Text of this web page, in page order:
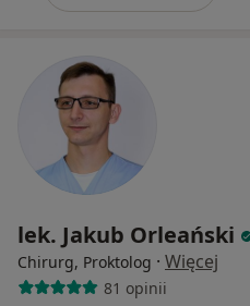
lek. Jakub Orleański
Chirurg, Proktolog · Więcej
81 opinii